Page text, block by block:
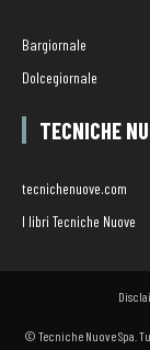
Bargiornale
Dolcegiornale
TECNICHE
tecnichenuove.com
I libri Tecniche Nuove
© Tecniche Nuove Spa.